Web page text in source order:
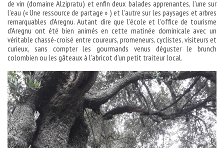
de vin (domaine Alzipratu) et enfin deux balades apprenantes, l’une sur
l’eau (« Une ressource de partage » ) et l’autre sur les paysages et arbres
remarquables d’Aregnu. Autant dire que l’école et l’office de tourisme
d’Aregnu ont été bien animés en cette matinée dominicale avec un
véritable chassé-croisé entre coureurs, promeneurs, cyclistes, visiteurs et
curieux, sans compter les gourmands venus déguster le brunch
colombien ou les gâteaux à l’abricot d’un petit traiteur local.